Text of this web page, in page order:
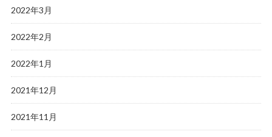
2022年3月
2022年2月
2022年1月
2021年12月
2021年11月